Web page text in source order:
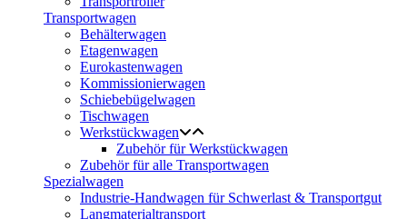
Transportwagen
Behälterwagen
Etagenwagen
Eurokastenwagen
Kommissionierwagen
Schiebebügelwagen
Tischwagen
Werkstückwagen
Zubehör für Werkstückwagen
Zubehör für alle Transportwagen
Spezialwagen
Industrie-Handwagen für Schwerlast & Transportgut
Langmaterialtransport